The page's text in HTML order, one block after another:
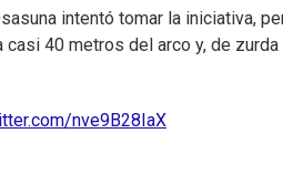
intentó tomar la iniciativa,
40 metros del arco y, de
nve9B28IaX